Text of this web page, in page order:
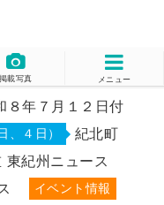
掲載写真 メニュー
８年７月１２日付
、４日） 紀北町
東紀州ニュース
イベント情報